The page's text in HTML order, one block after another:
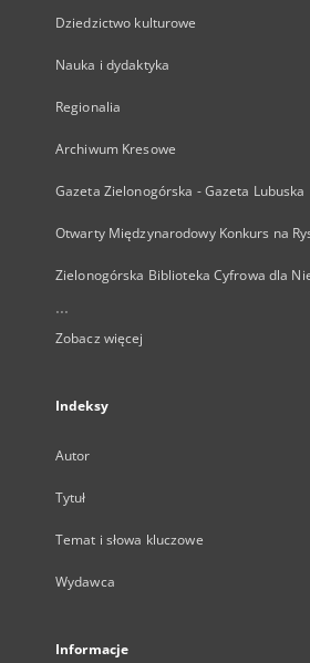
Dziedzictwo kulturowe
Nauka i dydaktyka
Regionalia
Archiwum Kresowe
Gazeta Zielonogórska - Gazeta Lubuska
Otwarty Międzynarodowy Konkurs na
Zielonogórska Biblioteka Cyfrowa dla
...
Zobacz więcej
Indeksy
Autor
Tytuł
Temat i słowa kluczowe
Wydawca
Informacje